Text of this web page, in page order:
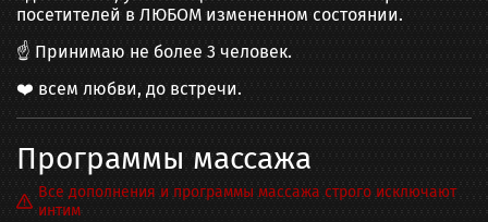
посетителей в ЛЮБОМ измененном состоянии.
☝️ Принимаю не более 3 человек.
❤️ всем любви, до встречи.
Программы массажа
Все дополнения и программы массажа строго исключают
интим